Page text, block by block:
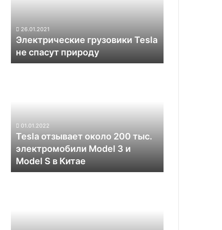
26.01.2021
Электрические грузовики Tesla
не спасут природу
Model
Model
S
01.01.2022
Tesla отзывает около 200 тыс.
электромобили Model 3 и
Model S в Китае